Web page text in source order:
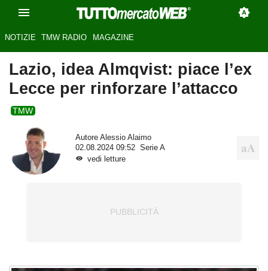
NOTIZIE TMW RADIO MAGAZINE
Lazio, idea Almqvist: piace l’ex
Lecce per rinforzare l’attacco
TMW
Autore Alessio Alaimo
02.08.2024 09:52
Serie A
vedi letture